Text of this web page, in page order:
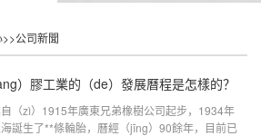
>>公司新聞
）膠工業的（de）發展曆程是怎樣的？
（zì）1915年廣東兄弟橡樹公司起步，1934年
海誕生了**條輪胎，曆經（jīng）90餘年，目前已